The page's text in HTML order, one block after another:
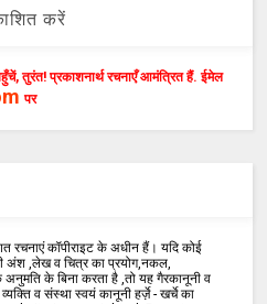
करें
तुरंत! प्रकाशनार्थ रचनाएँ आमंत्रित हैं. ईमेल
पर
रचनाएं कॉपीराइट के अधीन हैं। यदि कोई
अंश ,लेख व चित्र का प्रयोग,नकल,
के बिना करता है ,तो यह गैरकानूनी व
व संस्था स्वयं कानूनी हर्ज़े - खर्चे का